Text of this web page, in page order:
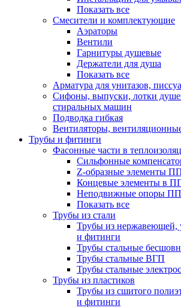
Показать все
Смесители и комплектующие
Аэраторы
Вентили
Гарнитуры душевые
Держатели для душа
Показать все
Арматура для унитазов,
Сифоны, выпуски, лотки
стиральных машин
Подводка гибкая
Вентиляторы,
Трубы и фитинги
Фасонные части в
Cильфонные
Z-образные элементы
Концевые элементы в
Неподвижные опоры
Показать все
Трубы из стали
Трубы из нержавеющей,
и фитинги
Трубы стальные
Трубы стальные ВГП
Трубы стальные
Трубы из пластиков
Трубы из сшитого
и фитинги